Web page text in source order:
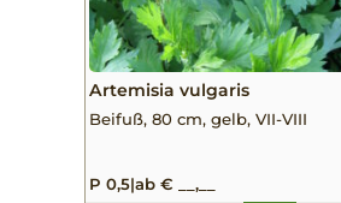
Artemisia vulgaris
Beifuß, 80 cm, gelb, VII-VIII
P 0,5|ab € __,__